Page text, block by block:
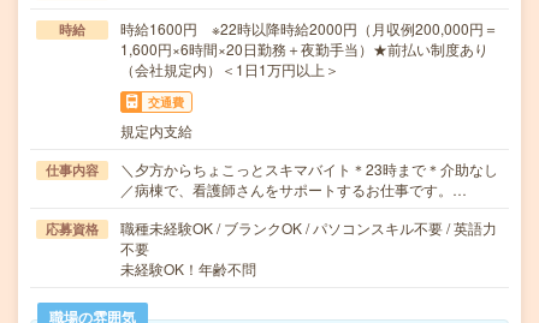
時給
時給1600円 ※22時以降時給2000円（月収例200,000円＝
1,600円×6時間×20日勤務＋夜勤手当）★前払い制度あり
（会社規定内）＜1日1万円以上＞
交通費
規定内支給
仕事内容
＼夕方からちょこっとスキマバイト＊23時まで＊介助なし
／病棟で、看護師さんをサポートするお仕事です。…
応募資格
職種未経験OK / ブランクOK / パソコンスキル不要 / 英語力
不要
未経験OK！年齢不問
職場の雰囲気